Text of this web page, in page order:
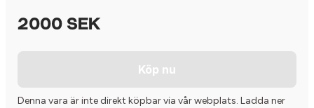
2000 SEK
Köp nu
Denna vara är inte direkt köpbar via vår webplats. Ladda ner